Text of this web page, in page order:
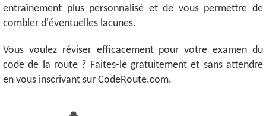
entraînement plus personnalisé et de vous permettre de
combler d'éventuelles lacunes.
Vous voulez réviser efficacement pour votre examen du
code de la route ? Faites-le gratuitement et sans attendre
en vous inscrivant sur CodeRoute.com.